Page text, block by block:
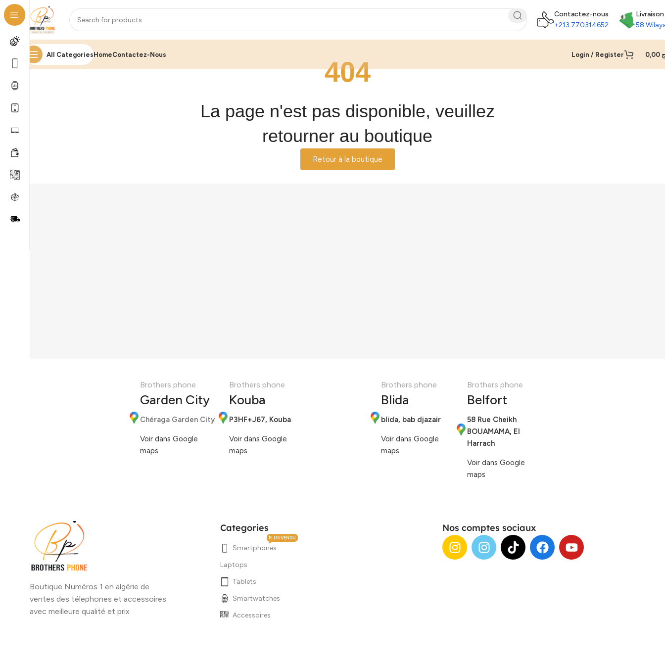
Contactez-nous
+213 770314652
Livraison
58
All CategoriesHomeContactez-Nous Login / Register
404
La page n'est pas disponible, veuillez
retourner au boutique
Retour à la boutique
Brothers phone
Garden City
Chéraga Garden City
Voir dans Google
maps
Brothers phone
Kouba
P3HF+J67, Kouba
Voir dans Google
maps
Brothers phone
Blida
blida, bab djazair
Voir dans Google
maps
Brothers phone
Belfort
58 Rue Cheikh
BOUAMAMA, El
Harrach
Voir dans Google
maps
Boutique Numéros 1 en algérie de
ventes des télephones et accessoires
avec meilleure qualité et prix
Categories
Smartphones
PLUS VENDU
Laptops
Tablets
Smartwatches
Accessoires
Nos comptes sociaux